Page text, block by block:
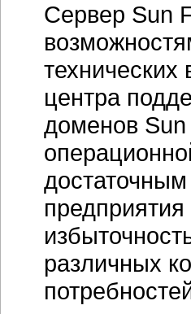
Сервер Sun
центра
доменов Sun
различных